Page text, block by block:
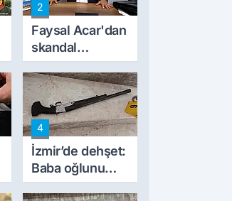
2
Faysal Acar'dan
skandal
açıklamalar:
'Haluk Levent
peynircilerimizi
de kıskaca aldı,
müdahale ettik'
4
İzmir’de dehşet:
Baba oğlunu
vurdu